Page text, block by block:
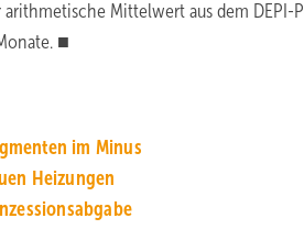
Mittelwert aus dem
■
im Minus
Heizungen